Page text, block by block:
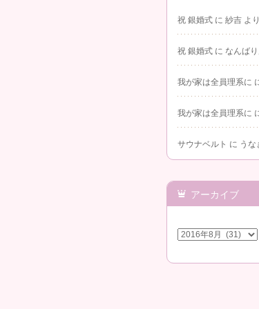
祝 銀婚式 に 紗吉 より
祝 銀婚式 に なんば
我が家は全員理系に
我が家は全員理系に
サウナベルト に うな
アーカイブ
ア
ー
イ